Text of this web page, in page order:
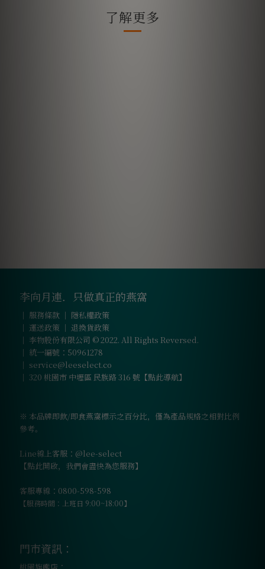
了解更多
李向月連．只做真正的燕窩
｜ 服務條款 ｜ 隱私權政策
｜ 運送政策 ｜ 退換貨政策
｜ 李物股份有限公司 © 2022. All Rights Reversed.
｜ 統一編號：50961278
｜ service@leeselect.co
｜ 320 桃園市 中壢區 民族路 316 號【點此導航】
※ 本品牌即飲/即食燕窩標示之百分比，僅為產品規格之相對比例
參考。
Line線上客服：@lee-select
【點此開啟，我們會盡快為您服務】
客服專線：0800-598-598
【服務時間：上班日 9:00~18:00】
門市資訊：